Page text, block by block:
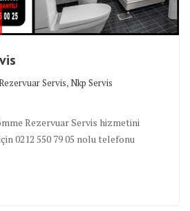
Servis,Nkp Servis
Rezervuar Servis hizmetini
0212 550 79 05 nolu telefonu